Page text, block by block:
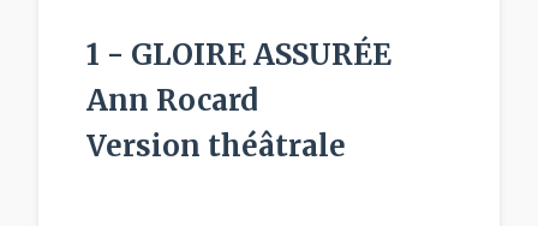
1 - GLOIRE ASSURÉE
Ann Rocard
Version théâtrale